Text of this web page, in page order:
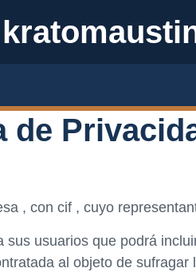
de
, con cif , cuyo
usuarios que podrá
al objeto de